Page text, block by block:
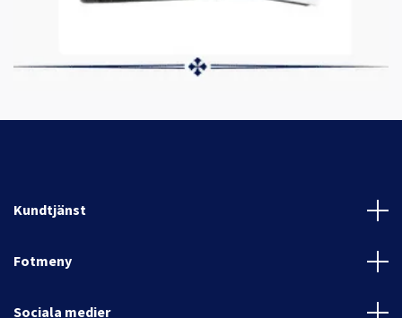
Kundtjänst
Fotmeny
Sociala medier